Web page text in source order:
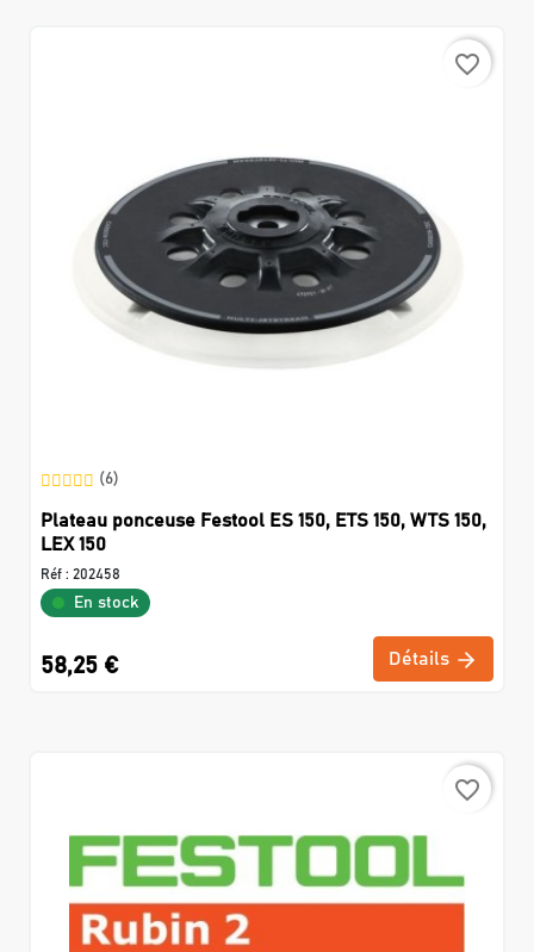
favorite_border
(6)
Plateau ponceuse Festool ES 150, ETS 150, WTS 150,
LEX 150
Réf : 202458
En stock
58,25 € Détails
favorite_border